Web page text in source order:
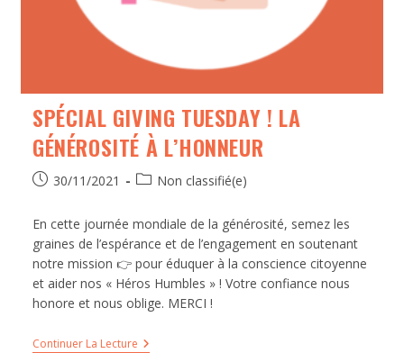
SPÉCIAL GIVING TUESDAY ! LA
GÉNÉROSITÉ À L’HONNEUR
30/11/2021 Non classifié(e)
En cette journée mondiale de la générosité, semez les
graines de l’espérance et de l’engagement en soutenant
notre mission 👉 pour éduquer à la conscience citoyenne
et aider nos « Héros Humbles » ! Votre confiance nous
honore et nous oblige. MERCI !
Continuer La Lecture